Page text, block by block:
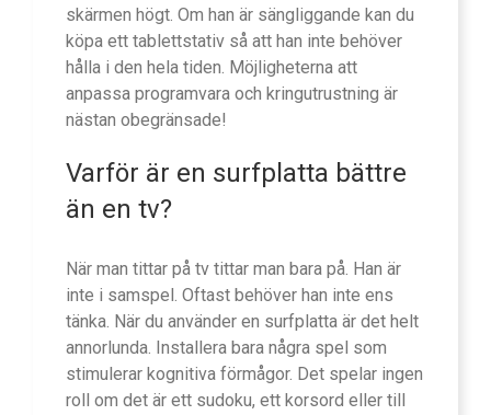
skärmen högt. Om han är sängliggande kan du
köpa ett tablettstativ så att han inte behöver
hålla i den hela tiden. Möjligheterna att
anpassa programvara och kringutrustning är
nästan obegränsade!
Varför är en surfplatta bättre
än en tv?
När man tittar på tv tittar man bara på. Han är
inte i samspel. Oftast behöver han inte ens
tänka. När du använder en surfplatta är det helt
annorlunda. Installera bara några spel som
stimulerar kognitiva förmågor. Det spelar ingen
roll om det är ett sudoku, ett korsord eller till